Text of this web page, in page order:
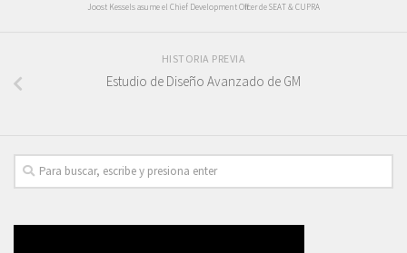
Joost Kessels asume el Chief Development Officer de SEAT & CUPRA
HISTORIA PREVIA
Estudio de Diseño Avanzado de GM